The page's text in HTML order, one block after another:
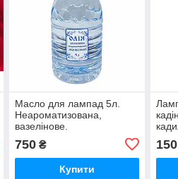
Масло для лампад 5л.
Неароматизована,
вазелінове.
750₴
Купити
150